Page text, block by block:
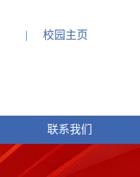
| 校园主页
联系我们